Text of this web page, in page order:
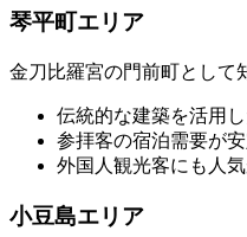
琴平町エリア
金刀比羅宮の門前町として
伝統的な建築を活用
参拝客の宿泊需要が
外国人観光客にも人
小豆島エリア